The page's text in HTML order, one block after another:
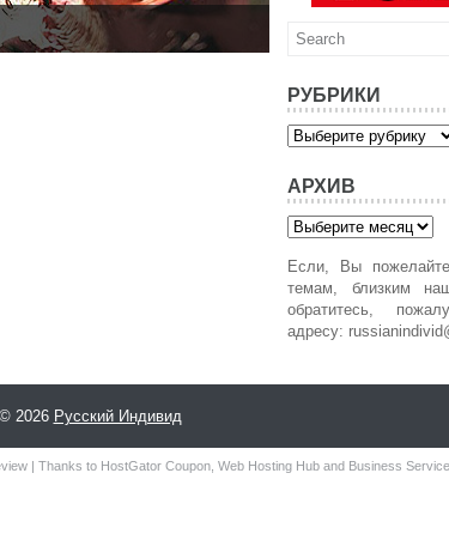
РУБРИКИ
Рубрики
АРХИВ
Архив
Если, Вы
темам, близким
обратитесь,
адресу:
© 2026 Русский Индивид
| Thanks to HostGator Coupon, Web Hosting Huband Business